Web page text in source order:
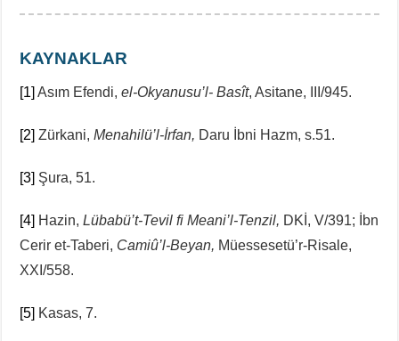
KAYNAKLAR
[1] Asım Efendi,el-Okyanusu’l- Basît, Asitane, III/945.
[2] Zürkani,Menahilü’l-İrfan, Daru İbni Hazm, s.51.
[3] Şura, 51.
[4] Hazin,Lübabü’t-Tevil fi Meani’l-Tenzil, DKİ, V/391; İbn
Cerir et-Taberi, Camiû’l-Beyan, Müessesetü’r-Risale,
XXI/558.
[5] Kasas, 7.